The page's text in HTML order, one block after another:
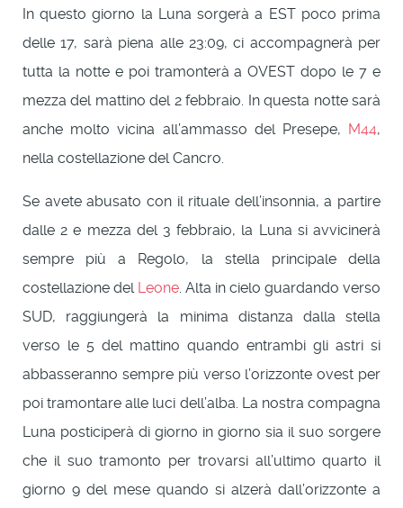
In questo giorno la Luna sorgerà a EST poco prima
delle 17, sarà piena alle 23:09, ci accompagnerà per
tutta la notte e poi tramonterà a OVEST dopo le 7 e
mezza del mattino del 2 febbraio. In questa notte sarà
anche molto vicina all’ammasso del Presepe, M44,
nella costellazione del Cancro.
Se avete abusato con il rituale dell’insonnia, a partire
dalle 2 e mezza del 3 febbraio, la Luna si avvicinerà
sempre più a Regolo, la stella principale della
costellazione del Leone. Alta in cielo guardando verso
SUD, raggiungerà la minima distanza dalla stella
verso le 5 del mattino quando entrambi gli astri si
abbasseranno sempre più verso l’orizzonte ovest per
poi tramontare alle luci dell’alba. La nostra compagna
Luna posticiperà di giorno in giorno sia il suo sorgere
che il suo tramonto per trovarsi all’ultimo quarto il
giorno 9 del mese quando si alzerà dall’orizzonte a